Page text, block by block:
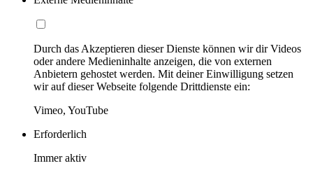
Durch das Akzeptieren dieser Dienste können wir dir Videos
oder andere Medieninhalte anzeigen, die von externen
Anbietern gehostet werden. Mit deiner Einwilligung setzen
wir auf dieser Webseite folgende Drittdienste ein:
Vimeo, YouTube
Erforderlich
Immer aktiv